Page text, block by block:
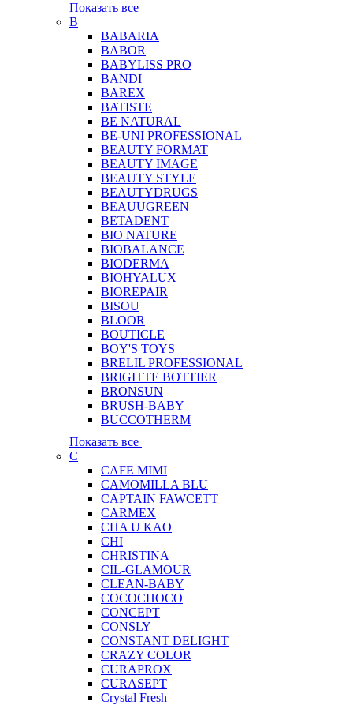
Показать все
B
BABARIA
BABOR
BABYLISS PRO
BANDI
BAREX
BATISTE
BE NATURAL
BE-UNI PROFESSIONAL
BEAUTY FORMAT
BEAUTY IMAGE
BEAUTY STYLE
BEAUTYDRUGS
BEAUUGREEN
BETADENT
BIO NATURE
BIOBALANCE
BIODERMA
BIOHYALUX
BIOREPAIR
BISOU
BLOOR
BOUTICLE
BOY'S TOYS
BRELIL PROFESSIONAL
BRIGITTE BOTTIER
BRONSUN
BRUSH-BABY
BUCCOTHERM
Показать все
C
CAFE MIMI
CAMOMILLA BLU
CAPTAIN FAWCETT
CARMEX
CHA U KAO
CHI
CHRISTINA
CIL-GLAMOUR
CLEAN-BABY
COCOCHOCO
CONCEPT
CONSLY
CONSTANT DELIGHT
CRAZY COLOR
CURAPROX
CURASEPT
Crystal Fresh